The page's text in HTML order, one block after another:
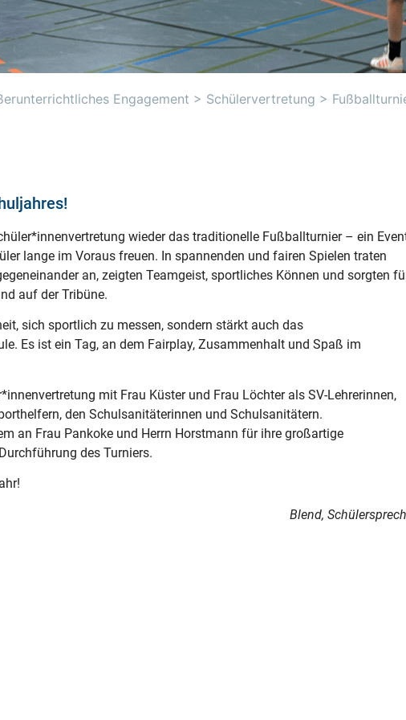
Engagement > Schülervertretung >
wieder das traditionelle Fußballturnier – ein
lange im Voraus freuen. In spannenden und fairen Spielen traten
an, zeigten Teamgeist, sportliches Können und sorgten
auf der Tribüne.
sich sportlich zu messen, sondern stärkt auch das
Es ist ein Tag, an dem Fairplay, Zusammenhalt und Spaß im
mit Frau Küster und Frau Löchter als SV-Lehrerinnen,
den Schulsanitäterinnen und Schulsanitätern.
an Frau Pankoke und Herrn Horstmann für ihre großartige
des Turniers.
Blend,